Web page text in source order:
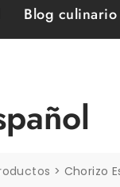
Blog culinario
> Chorizo